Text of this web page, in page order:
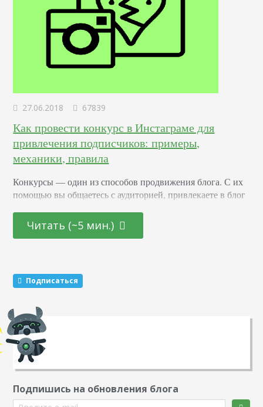
27.06.2018 67839
Как провести конкурс в Инстаграме для
привлечения подписчиков: примеры,
механики, правила
Конкурсы –– один из способов продвижения блога. С их
помощью вы общаетесь с аудиторией, привлекаете в блог
что вы обещаете участникам подарок за то, что они тем
или иным образом расскажут о вас другим пользователям.
механики, которые маркетологи советуют чередовать…
Читать (~5 мин.)
Подписаться
Подпишись на обновления блога